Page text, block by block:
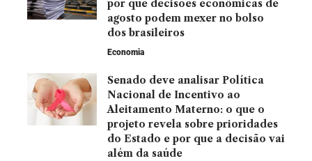
por que decisões econômicas de
agosto podem mexer no bolso
dos brasileiros
Economia
Senado deve analisar Política
Nacional de Incentivo ao
Aleitamento Materno: o que o
projeto revela sobre prioridades
do Estado e por que a decisão vai
além da saúde